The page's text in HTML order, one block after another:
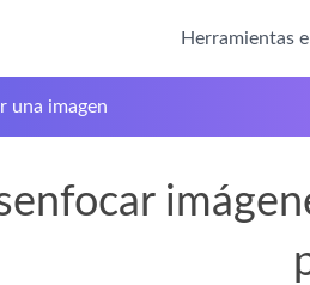
Herramientas
una imagen